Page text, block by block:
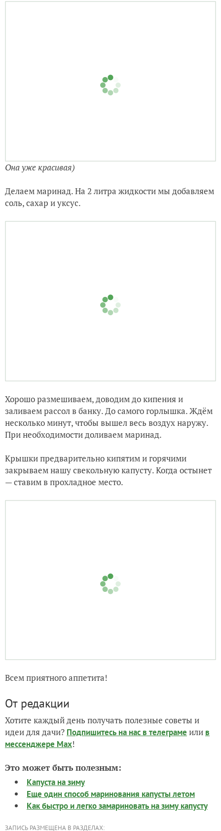
Делаем маринад. На 2 литра жидкости мы добавляем
Крышки предварительно кипятим и горячими
закрываем нашу свекольную капусту. Когда остынет
Всем приятного аппетита!
От редакции